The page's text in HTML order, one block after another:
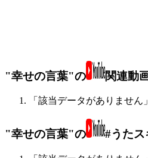
"幸せの言葉"の 関連動
「該当データがありません」
"幸せの言葉"の #うたス